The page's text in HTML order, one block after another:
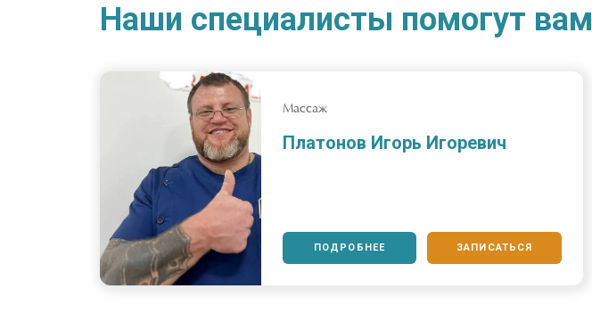
Наши специалисты помогут вам
Массаж
Платонов Игорь Игоревич
ПОДРОБНЕЕ ЗАПИСАТЬСЯ